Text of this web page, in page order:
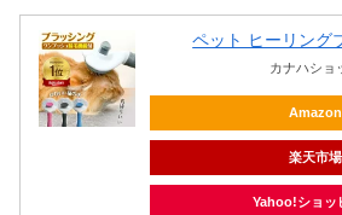
ペット ヒーリング
カナハショ
Amazon
楽天市場
Yahoo!ショッ